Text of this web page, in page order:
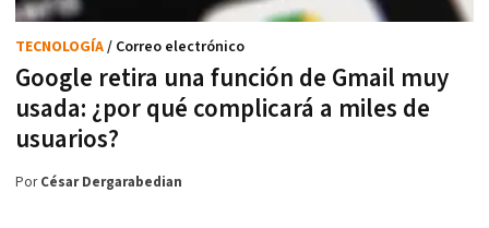
Google retira una función de Gmail muy
usada: ¿por qué complicará a miles de
usuarios?
TECNOLOGÍA/ Correo electrónico
PorCésar Dergarabedian